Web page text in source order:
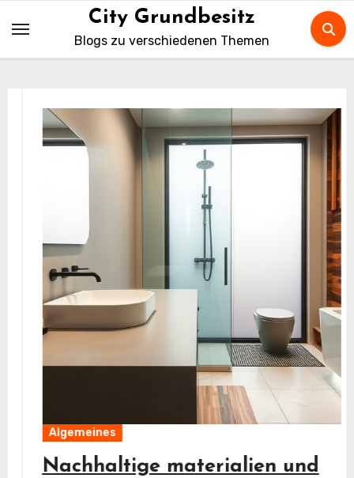
content
City Grundbesitz
Blogs zu verschiedenen Themen
Algemeines
Nachhaltige materialien und